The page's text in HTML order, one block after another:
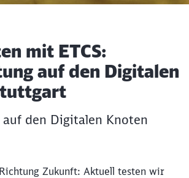
mit ETCS:
auf den Digitalen
den Digitalen Knoten
Zukunft: Aktuell testen wir